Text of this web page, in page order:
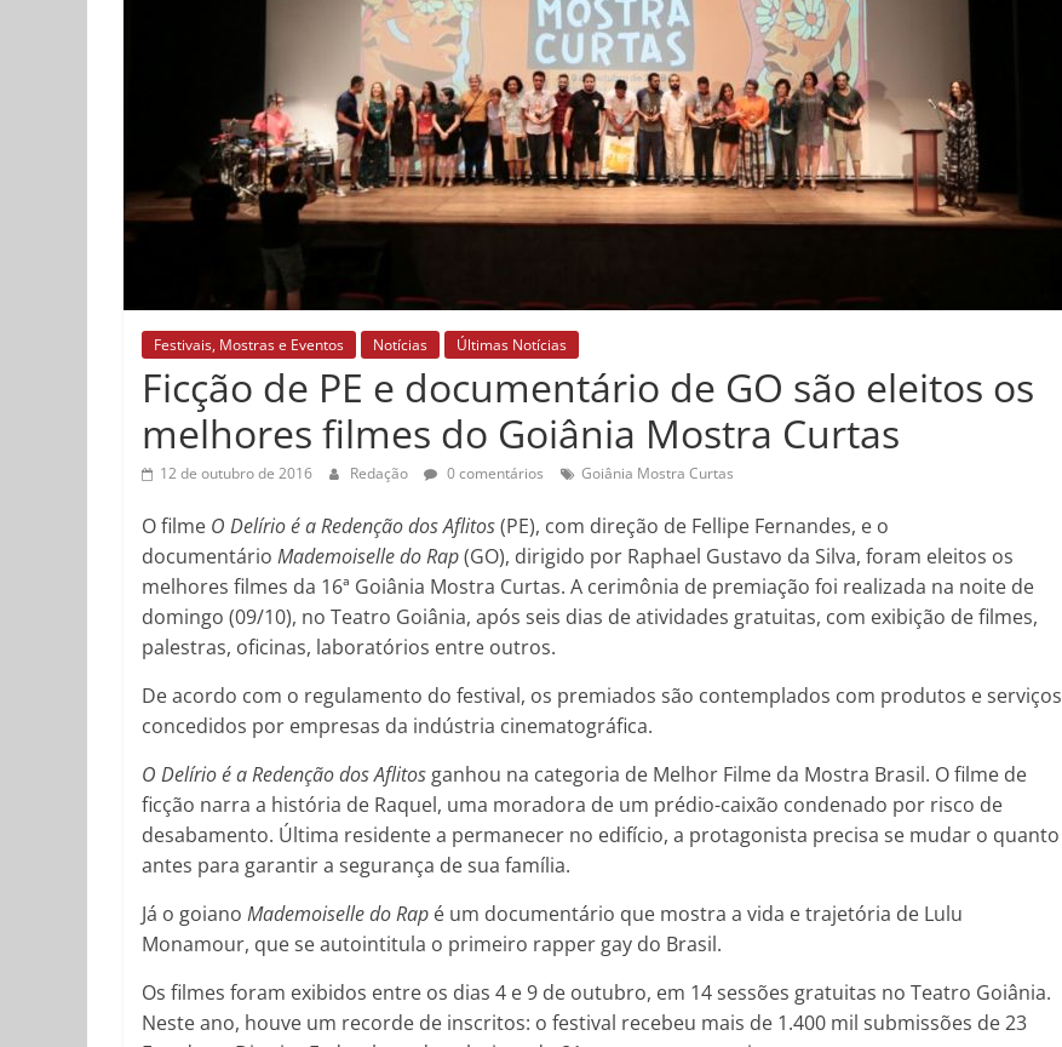
Festivais, Mostras e Eventos Notícias Últimas Notícias
Ficção de PE e documentário de GO são eleitos os
melhores filmes do Goiânia Mostra Curtas
12 de outubro de 2016 Redação 0 comentários Goiânia Mostra Curtas
O filme O Delírio é a Redenção dos Aflitos(PE), com direção de Fellipe Fernandes, e o
documentário Mademoiselle do Rap(GO), dirigido por Raphael Gustavo da Silva, foram eleitos os
melhores filmes da 16ª Goiânia Mostra Curtas. A cerimônia de premiação foi realizada na noite de
domingo (09/10), no Teatro Goiânia, após seis dias de atividades gratuitas, com exibição de filmes,
palestras, oficinas, laboratórios entre outros.
De acordo com o regulamento do festival, os premiados são contemplados com produtos e serviços
concedidos por empresas da indústria cinematográfica.
O Delírio é a Redenção dos Aflitos ganhou na categoria de Melhor Filme da Mostra Brasil. O filme de
ficção narra a história de Raquel, uma moradora de um prédio-caixão condenado por risco de
desabamento. Última residente a permanecer no edifício, a protagonista precisa se mudar o quanto
antes para garantir a segurança de sua família.
Já o goiano Mademoiselle do Rap é um documentário que mostra a vida e trajetória de Lulu
Monamour, que se autointitula o primeiro rapper gay do Brasil.
Os filmes foram exibidos entre os dias 4 e 9 de outubro, em 14 sessões gratuitas no Teatro Goiânia.
Neste ano, houve um recorde de inscritos: o festival recebeu mais de 1.400 mil submissões de 23